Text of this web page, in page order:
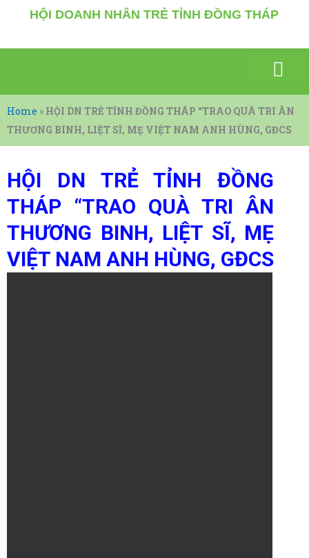
nội
HỘI DOANH NHÂN TRẺ TỈNH ĐỒNG THÁP
Home » HỘI DN TRẺ TỈNH ĐỒNG THÁP “TRAO QUÀ TRI ÂN
THƯƠNG BINH, LIỆT SĨ, MẸ VIỆT NAM ANH HÙNG, GĐCS
HỘI DN TRẺ TỈNH ĐỒNG
THÁP “TRAO QUÀ TRI ÂN
THƯƠNG BINH, LIỆT SĨ, MẸ
VIỆT NAM ANH HÙNG, GĐCS